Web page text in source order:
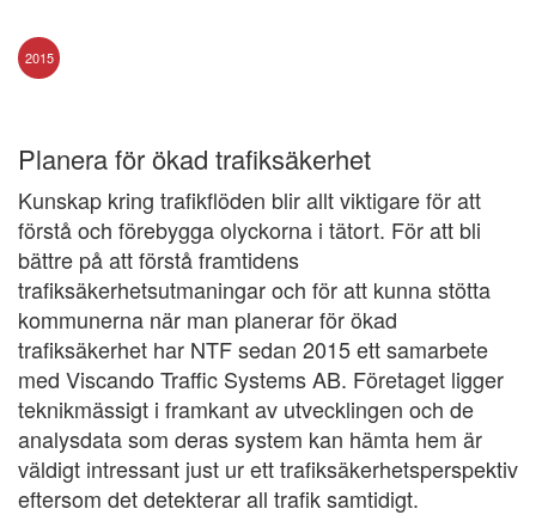
2015
Planera för ökad trafiksäkerhet
Kunskap kring trafikflöden blir allt viktigare för att
förstå och förebygga olyckorna i tätort. För att bli
bättre på att förstå framtidens
trafiksäkerhetsutmaningar och för att kunna stötta
kommunerna när man planerar för ökad
trafiksäkerhet har NTF sedan 2015 ett samarbete
med Viscando Traffic Systems AB. Företaget ligger
teknikmässigt i framkant av utvecklingen och de
analysdata som deras system kan hämta hem är
väldigt intressant just ur ett trafiksäkerhetsperspektiv
eftersom det detekterar all trafik samtidigt.